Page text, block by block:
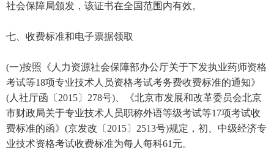
社会保障局颁发，该证书在全国范围内有效。
七、收费标准和电子票据领取
(一)按照《人力资源社会保障部办公厅关于下发执业药师资格
考试等18项专业技术人员资格考试考务费收费标准的通知》
(人社厅函〔2015〕278号)、《北京市发展和改革委员会北京
市财政局关于专业技术人员职称外语等级考试等17项考试收
费标准的函》(京发改〔2015〕2513号)规定，初、中级经济专
业技术资格考试收费标准为每人每科61元。